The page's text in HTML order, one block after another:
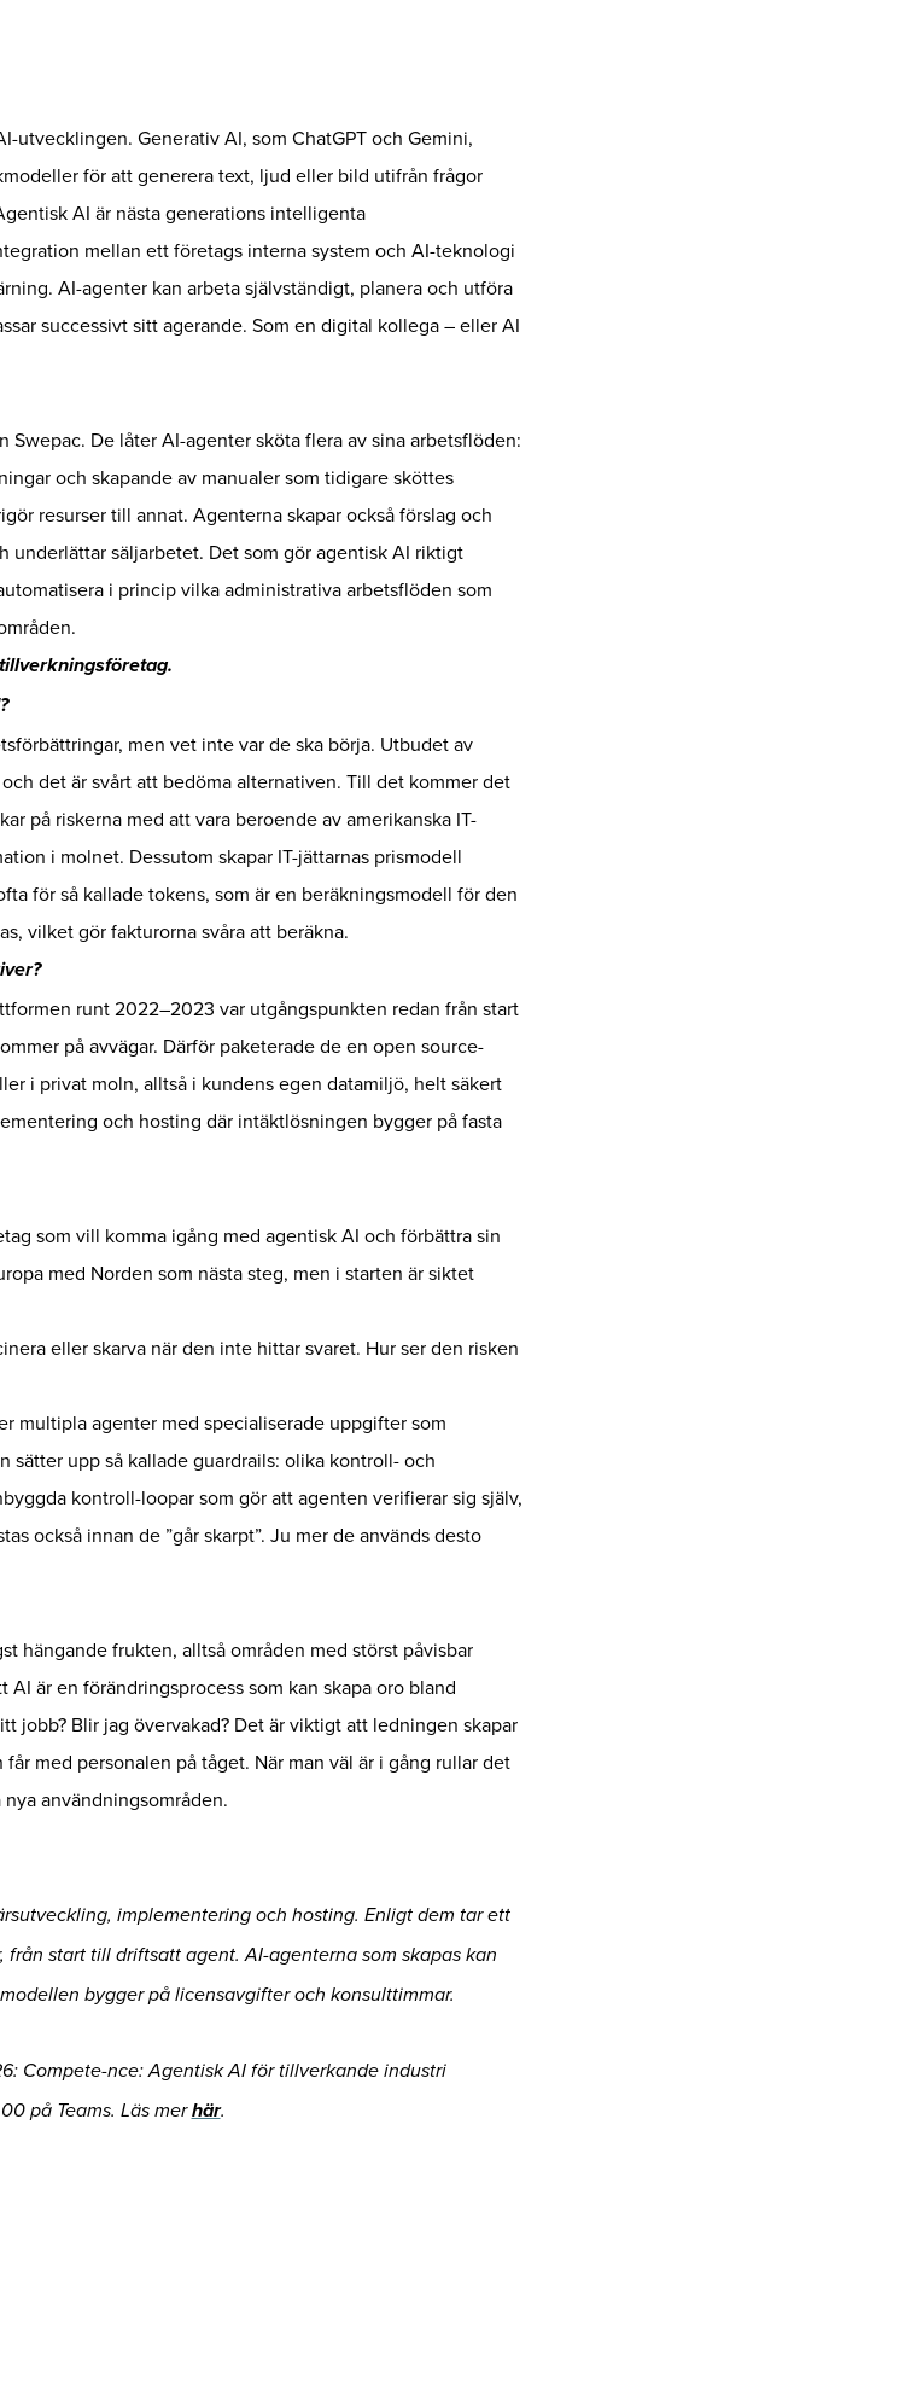
utvecklingen. Generativ AI, som ChatGPT och Gemini,
för att generera text, ljud eller bild utifrån frågor
AI är nästa generations intelligenta
mellan ett företags interna system och AI-teknologi
AI-agenter kan arbeta självständigt, planera och utföra
successivt sitt agerande. Som en digital kollega – eller AI
Swepac. De låter AI-agenter sköta flera av sina arbetsflöden:
och skapande av manualer som tidigare sköttes
resurser till annat. Agenterna skapar också förslag och
säljarbetet. Det som gör agentisk AI riktigt
i princip vilka administrativa arbetsflöden som
men vet inte var de ska börja. Utbudet av
det är svårt att bedöma alternativen. Till det kommer det
på riskerna med att vara beroende av amerikanska IT-
i molnet. Dessutom skapar IT-jättarnas prismodell
för så kallade tokens, som är en beräkningsmodell för den
vilket gör fakturorna svåra att beräkna.
runt 2022–2023 var utgångspunkten redan från start
på avvägar. Därför paketerade de en open source-
i privat moln, alltså i kundens egen datamiljö, helt säkert
och hosting där intäktlösningen bygger på fasta
som vill komma igång med agentisk AI och förbättra sin
med Norden som nästa steg, men i starten är siktet
eller skarva när den inte hittar svaret. Hur ser den risken
multipla agenter med specialiserade uppgifter som
sätter upp så kallade guardrails: olika kontroll- och
kontroll-loopar som gör att agenten verifierar sig själv,
också innan de ”går skarpt”. Ju mer de används desto
hängande frukten, alltså områden med störst påvisbar
är en förändringsprocess som kan skapa oro bland
jobb? Blir jag övervakad? Det är viktigt att ledningen skapar
med personalen på tåget. När man väl är i gång rullar det
användningsområden.
implementering och hosting. Enligt dem tar ett
start till driftsatt agent. AI-agenterna som skapas kan
bygger på licensavgifter och konsulttimmar.
Compete-nce: Agentisk AI för tillverkande industri
på Teams. Läs merhär.